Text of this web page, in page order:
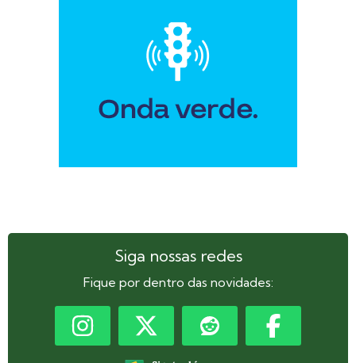
Siga nossas redes
Fique por dentro das novidades: